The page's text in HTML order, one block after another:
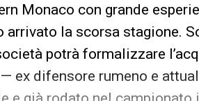
Monaco con grande
arrivato la scorsa stagione.
potrà formalizzare
ex difensore rumeno e